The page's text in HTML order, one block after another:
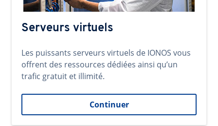
Serveurs virtuels
Les puissants serveurs virtuels de IONOS vous
offrent des ressources dédiées ainsi qu’un
trafic gratuit et illimité.
Continuer